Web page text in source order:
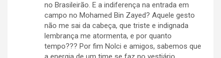
no Brasileirão. E a indiferença na entrada em
campo no Mohamed Bin Zayed? Aquele gesto
não me sai da cabeça, que triste e indignada
lembrança me atormenta, e por quanto
tempo??? Por fim Nolci e amigos, sabemos que